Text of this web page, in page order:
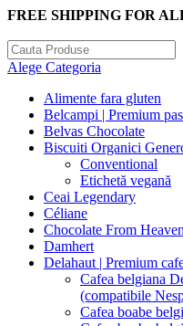
FREE SHIPPING FOR
Alege Categoria
Alimente fara gluten
Belcampi | Premium
Belvas Chocolate
Biscuiti Organici
Conventional
Etichetă vegană
Ceai Legendary
Céliane
Chocolate From Heaven
Damhert
Delahaut | Premium
Cafea belgiana
(compatibile
Cafea boabe